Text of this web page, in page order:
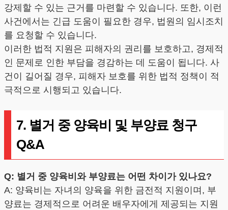
강제할 수 있는 근거를 마련할 수 있습니다. 또한, 이런
사건에서는 긴급 도움이 필요한 경우, 법원의 임시조치
를 요청할 수 있습니다.
이러한 법적 지원은 피해자의 권리를 보호하고, 경제적
인 문제로 인한 부담을 경감하는 데 도움이 됩니다. 사
건이 길어질 경우, 피해자 보호를 위한 법적 정책이 적
극적으로 시행되고 있습니다.
7. 별거 중 양육비 및 부양료 청구
Q&A
Q: 별거 중 양육비와 부양료는 어떤 차이가 있나요?
A: 양육비는 자녀의 양육을 위한 금전적 지원이며, 부
양료는 경제적으로 어려운 배우자에게 제공되는 지원